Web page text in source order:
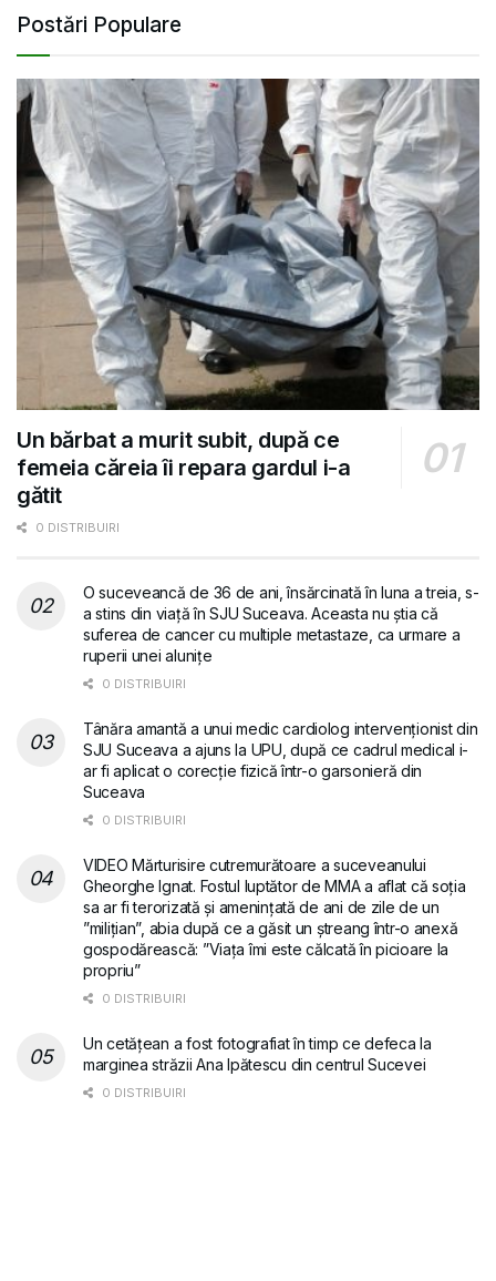
Postări Populare
Un bărbat a murit subit, după ce
femeia căreia îi repara gardul i-a
gătit
0 DISTRIBUIRI
O suceveancă de 36 de ani, însărcinată în luna a treia, s-
a stins din viață în SJU Suceava. Aceasta nu știa că
suferea de cancer cu multiple metastaze, ca urmare a
ruperii unei alunițe
0 DISTRIBUIRI
Tânăra amantă a unui medic cardiolog intervenționist din
SJU Suceava a ajuns la UPU, după ce cadrul medical i-
ar fi aplicat o corecție fizică într-o garsonieră din
Suceava
0 DISTRIBUIRI
VIDEO Mărturisire cutremurătoare a suceveanului
Gheorghe Ignat. Fostul luptător de MMA a aflat că soția
sa ar fi terorizată și amenințată de ani de zile de un
”milițian”, abia după ce a găsit un ștreang într-o anexă
gospodărească: ”Viața îmi este călcată în picioare la
propriu”
0 DISTRIBUIRI
Un cetățean a fost fotografiat în timp ce defeca la
marginea străzii Ana Ipătescu din centrul Sucevei
0 DISTRIBUIRI